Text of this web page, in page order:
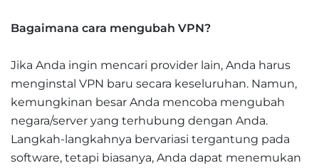
Bagaimana cara mengubah VPN?
Jika Anda ingin mencari provider lain, Anda harus
menginstal VPN baru secara keseluruhan. Namun,
kemungkinan besar Anda mencoba mengubah
negara/server yang terhubung dengan Anda.
Langkah-langkahnya bervariasi tergantung pada
software, tetapi biasanya, Anda dapat menemukan